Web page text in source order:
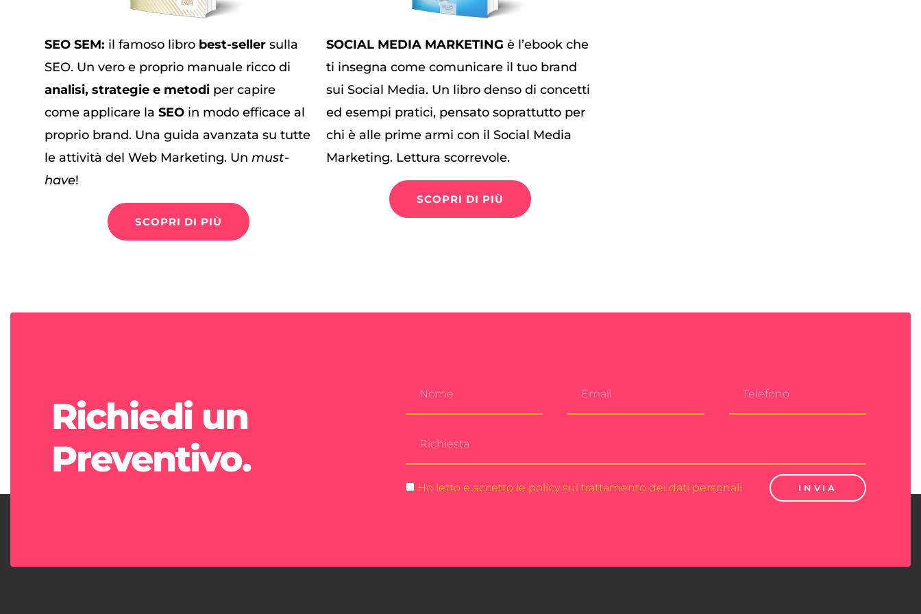
SEO SEM: il famoso libro best-seller sulla
SEO. Un vero e proprio manuale ricco di
analisi, strategie e metodi per capire
come applicare la SEO in modo efficace al
proprio brand. Una guida avanzata su tutte
le attività del Web Marketing. Un must-
have!
SCOPRI DI PIÙ
SOCIAL MEDIA MARKETINGè l’ebook che
ti insegna come comunicare il tuo brand
sui Social Media. Un libro denso di concetti
ed esempi pratici, pensato soprattutto per
chi è alle prime armi con il Social Media
Marketing. Lettura scorrevole.
SCOPRI DI PIÙ
Richiedi un
Preventivo.
Ho letto e accetto le policy sul trattamento dei dati personali INVIA